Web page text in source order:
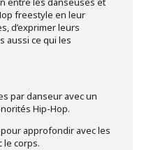
freestyle en leur
d’exprimer leurs
aussi ce qui les
par danseur avec un
Hip-Hop.
approfondir avec les
le corps.